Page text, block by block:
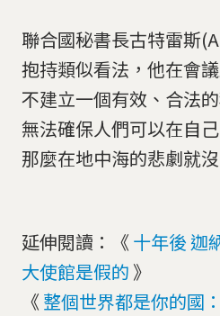
聯合國秘書長古特雷斯
抱持類似看法，他在會
不建立一個有效、合法
無法確保人們可以在自
那麼在地中海的悲劇就
延伸閱讀：《 十年後 迦
大使館是假的 》
《 整個世界都是你的國